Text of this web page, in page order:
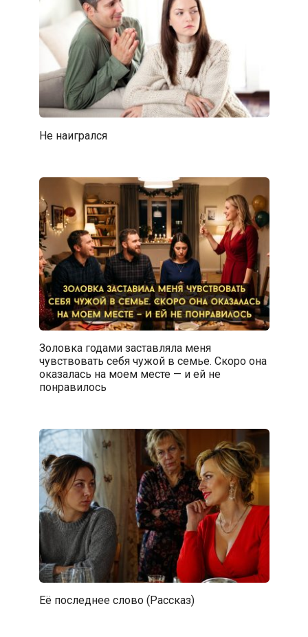
Не наигрался
Золовка годами заставляла меня
чувствовать себя чужой в семье. Скоро она
оказалась на моем месте — и ей не
понравилось
Её последнее слово (Рассказ)